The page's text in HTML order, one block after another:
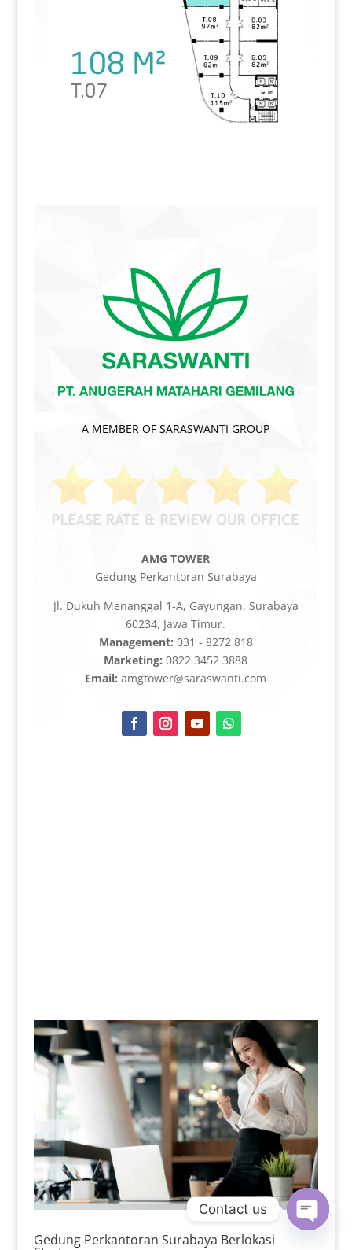
A MEMBER OF SARASWANTI GROUP
AMG TOWER
Gedung Perkantoran Surabaya
Jl. Dukuh Menanggal 1-A, Gayungan, Surabaya
60234, Jawa Timur.
Management: 031 - 8272 818
Marketing: 0822 3452 3888
Email: amgtower@saraswanti.com
Gedung Perkantoran Surabaya Berlokasi
Contact us